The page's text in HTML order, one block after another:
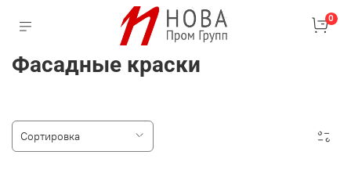
0
Фасадные краски